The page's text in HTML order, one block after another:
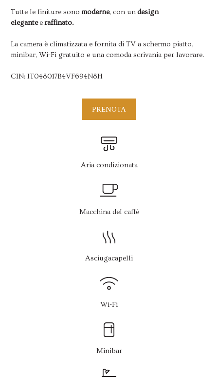
Tutte le finiture sono moderne, con undesign
eleganteeraffinato.
La camera è climatizzata e fornita di TV a schermo piatto,
minibar, Wi-Fi gratuito e una comoda scrivania per lavorare.
CIN: IT048017B4VF694N8H
PRENOTA
Aria condizionata
Macchina del caffè
Asciugacapelli
Wi-Fi
Minibar